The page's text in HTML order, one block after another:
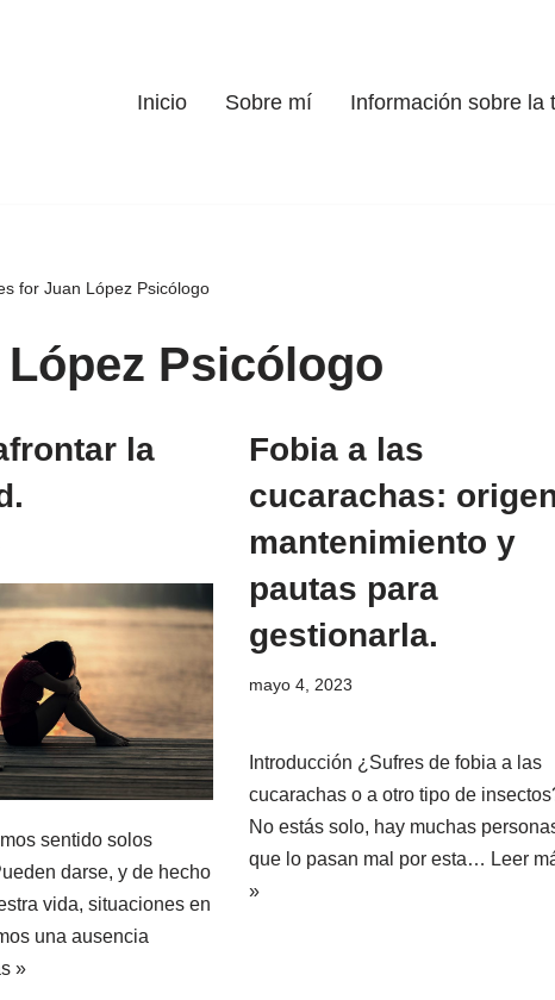
Inicio Sobre mí Información sobre la
for Juan López Psicólogo
Psicólogo
la
sentido solos
darse, y de hecho
vida, situaciones en
una ausencia
»
Fobia a las
cucarachas:
mantenimiento y
pautas para
gestionarla.
mayo 4, 2023
Introducción ¿Sufres de fobia a las
cucarachas o a otro tipo de
No estás solo, hay muchas
que lo pasan mal por esta… Leer
»